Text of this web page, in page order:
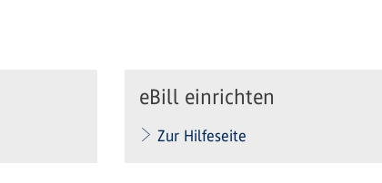
eBill einrichten
Zur Hilfeseite